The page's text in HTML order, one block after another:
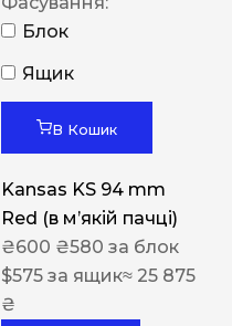
Блок
Ящик
В Кошик
Kansas KS 94 mm
Red (в мʼякій пачці)
₴600 ₴580 за блок
$575 за ящик≈ 25 875
₴